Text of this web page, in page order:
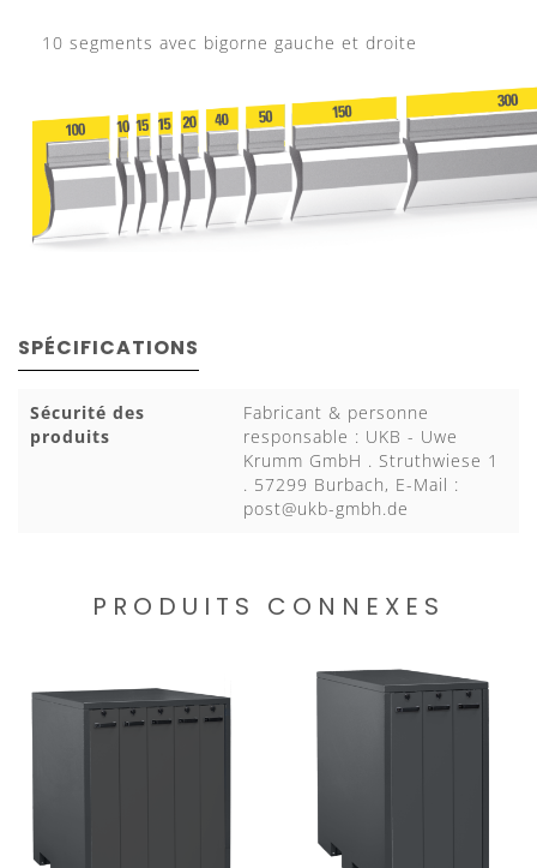
10 segments avec bigorne gauche et droite
SPÉCIFICATIONS
Sécurité des
produits
Fabricant & personne
responsable : UKB - Uwe
Krumm GmbH . Struthwiese 1
. 57299 Burbach, E-Mail :
post@ukb-gmbh.de
PRODUITS CONNEXES